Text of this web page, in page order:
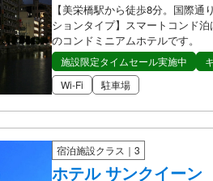
【美栄橋駅から徒歩8分。国際
ションタイプ】スマートコンド
のコンドミニアムホテルです。
施設限定タイムセール実施中
Wi-Fi
駐車場
宿泊施設クラス｜3
ホテル サンクイーン